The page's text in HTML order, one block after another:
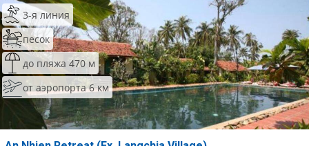
3-я линия
песок
до пляжа 470 м
от аэропорта 6 км